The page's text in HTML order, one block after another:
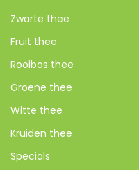
Zwarte thee
Fruit thee
Rooibos thee
Groene thee
Witte thee
Kruiden thee
Specials